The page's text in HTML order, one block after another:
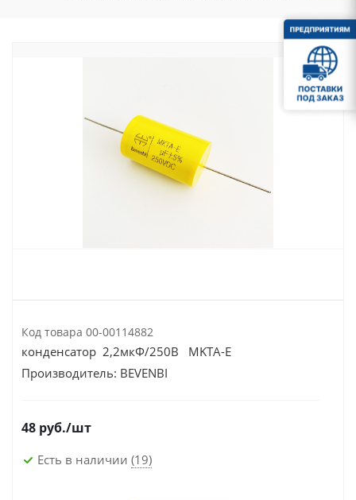
Код товара 00-00114882
конденсатор 2,2мкФ/250В MKTA-E
Производитель: BEVENBI
48 руб./шт
Есть в наличии (19)